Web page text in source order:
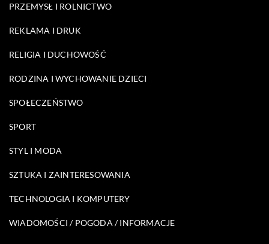
PRZEMYSŁ I ROLNICTWO
REKLAMA I DRUK
RELIGIA I DUCHOWOŚĆ
RODZINA I WYCHOWANIE DZIECI
SPOŁECZEŃSTWO
SPORT
STYL I MODA
SZTUKA I ZAINTERESOWANIA
TECHNOLOGIA I KOMPUTERY
WIADOMOŚCI / POGODA / INFORMACJE